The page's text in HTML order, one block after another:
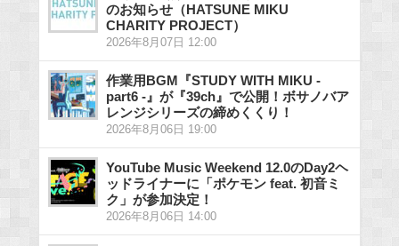
のお知らせ（HATSUNE MIKU
CHARITY PROJECT）
2026年8月07日 12:00
作業用BGM『STUDY WITH MIKU -
part6 -』が『39ch』で公開！ボサノバア
レンジシリーズの締めくくり！
2026年8月06日 19:00
YouTube Music Weekend 12.0のDay2ヘ
ッドライナーに「ポケモン feat. 初音ミ
ク」が参加決定！
2026年8月06日 14:00